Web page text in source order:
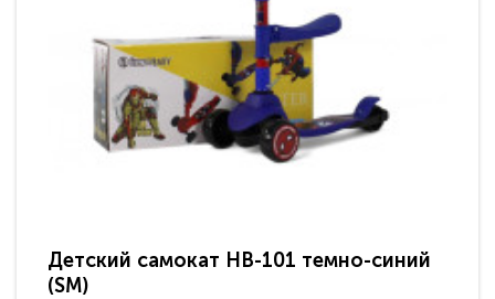
Детский самокат HB-101 темно-синий
(SM)